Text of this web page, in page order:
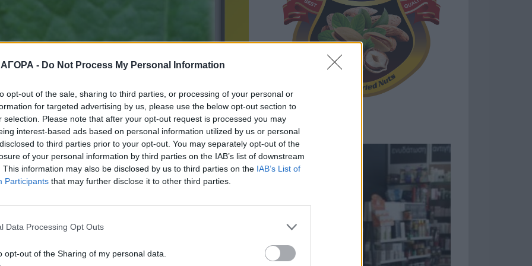
- Do Not Process My Personal Information
opt-out of the sale, sharing to third parties, or processing of your personal or
for targeted advertising by us, please use the below opt-out section to
selection. Please note that after your opt-out request is processed you may
interest-based ads based on personal information utilized by us or personal
to third parties prior to your opt-out. You may separately opt-out of the
of your personal information by third parties on the IAB’s list of downstream
This information may also be disclosed by us to third parties on the IAB’s List of
Participants that may further disclose it to other third parties.
Data Processing Opt Outs
opt-out of the Sharing of my personal data.
για όλες τις καλλιέργειες
ένα χρήσιμο εργαλείο τόσο για τους γεωπόνους